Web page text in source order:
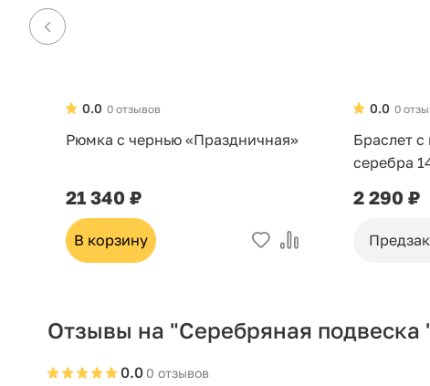
0 отзывов
0.0
Рюмка с чернью «Праздничная»
21 340 ₽
В корзину
0
0.0
Браслет
серебра
2 290 ₽
Отзывы на "Серебряная
0 отзывов
0.0